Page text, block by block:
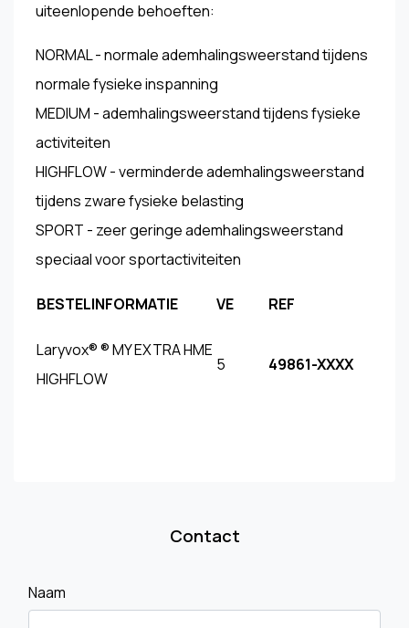
uiteenlopende behoeften:
NORMAL - normale ademhalingsweerstand tijdens
normale fysieke inspanning
MEDIUM - ademhalingsweerstand tijdens fysieke
activiteiten
HIGHFLOW - verminderde ademhalingsweerstand
tijdens zware fysieke belasting
SPORT - zeer geringe ademhalingsweerstand
speciaal voor sportactiviteiten
BESTELINFORMATIE VE REF
Laryvox® ® MY EXTRA HME
HIGHFLOW
5 49861-XXXX
Contact
Naam